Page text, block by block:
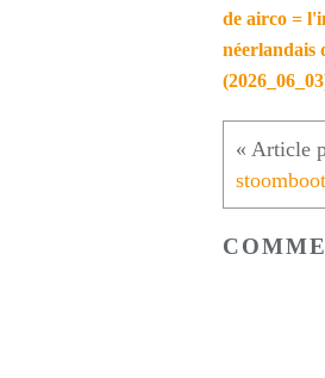
de airco =
néerlandais